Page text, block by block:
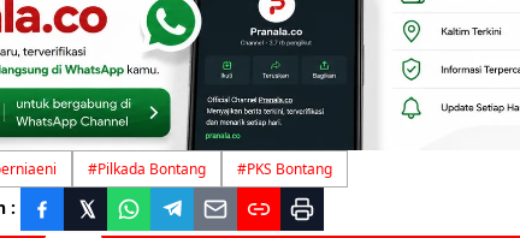
#Pilkada Bontang #PKS Bontang
: